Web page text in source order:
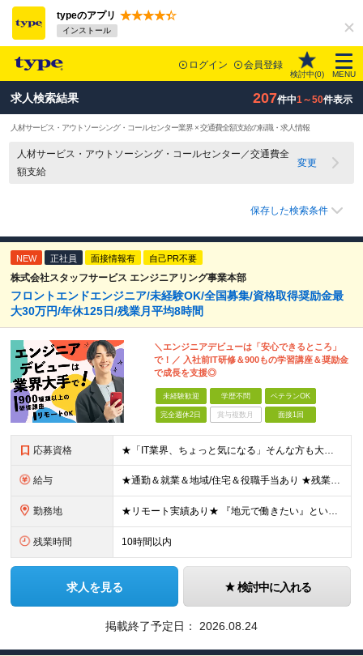
typeのアプリ
インストール
ログイン 会員登録
検討中(0) MENU
求人検索結果 207件中1～50件表示
人材サービス・アウトソーシング・コールセンター業界 × 交通費全額支給の転職・求人情報
人材サービス・アウトソーシング・コールセンター／交通費全
額支給
変更
保存した検索条件
NEW 正社員 面接情報有 自己PR不要
株式会社スタッフサービス エンジニアリング事業本部
フロントエンドエンジニア/未経験OK/全国募集/資格取得奨励金最
大30万円/年休125日/残業月平均8時間
＼エンジニアデビューは「安心できるところ」
で！／ 入社前IT研修＆900もの学習講座＆奨励金
で成長を支援◎
未経験歓迎 学歴不問 ベテランOK
完全週休2日 賞与複数月 面接1回
応募資格 ★「IT業界、ちょっと気になる」そんな方も大歓迎！ ■学歴不問 ■未経験・第二新卒歓迎 ■知識・経験はこれから身につけていければOK！ □■ステップアップ■□ 社内システム開発やインフラ構築などジャ
給与 ★通勤＆就業＆地域/住宅＆役職手当あり ★残業代は全額支給 ★選べる給与制度あり！ ■東京・神奈川・千葉・埼玉勤務の場合 月給24.5万円～55万円＋諸手当 （残業代は全額支給） (20,000円の
勤務地 ★リモート実績あり★ 『地元で働きたい』という希望に、業界トップクラス約7,000件の取引事業所数、90,000件以上のプロジェクトから検討をいたします。 全国の取引先での就業となります（沖縄を除
残業時間 10時間以内
求人を見る 検討中に入れる
掲載終了予定日： 2026.08.24